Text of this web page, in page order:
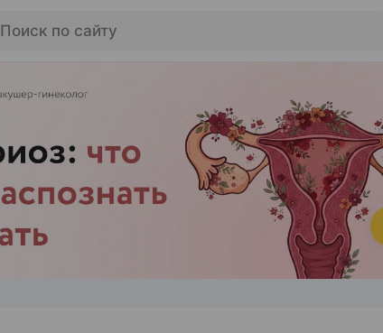
Поиск по сайту
ЭФФЕКТИВНАЯ РЕКЛАМА НА САЙТЕ